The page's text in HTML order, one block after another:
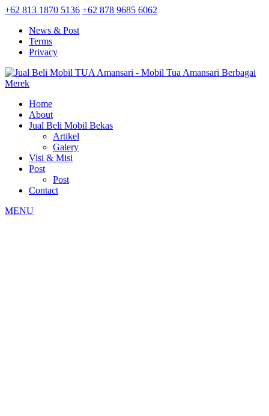
+62 813 1870 5136 +62 878 9685 6062
News & Post
Terms
Privacy
Home
About
Jual Beli Mobil Bekas
Artikel
Galery
Visi & Misi
Post
Post
Contact
MENU